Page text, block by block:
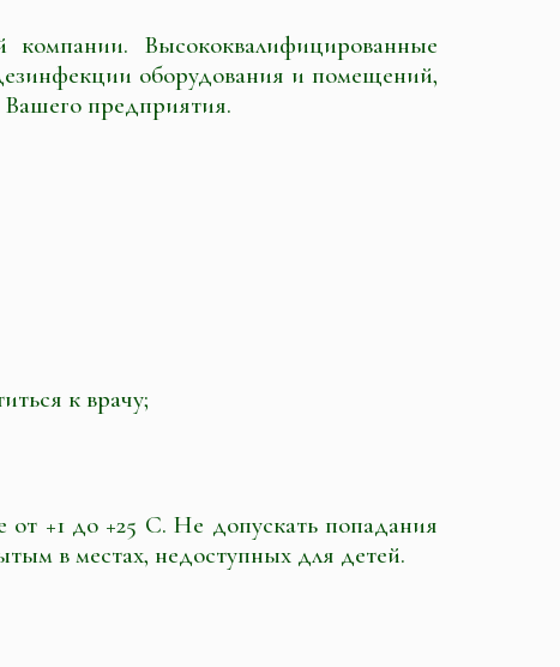
Высококвалифицированные
оборудования и помещений,
предприятия.
к врачу;
от +1 до +25 С. Не допускать попадания
в местах, недоступных для детей.